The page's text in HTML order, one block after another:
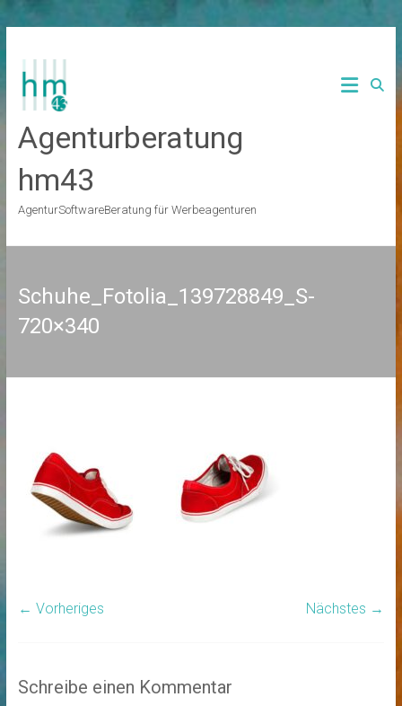
Inhalt
springen
Agenturberatung
hm43
AgenturSoftwareBeratung für Werbeagenturen
Schuhe_Fotolia_139728849_S-
720×340
← Vorheriges Nächstes →
Schreibe einen Kommentar